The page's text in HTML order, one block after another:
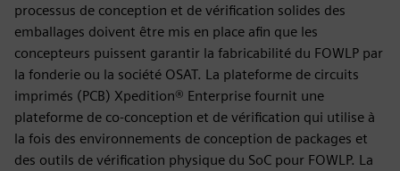
processus de conception et de vérification solides des
emballages doivent être mis en place afin que les
concepteurs puissent garantir la fabricabilité du FOWLP par
la fonderie ou la société OSAT. La plateforme de circuits
imprimés (PCB) Xpedition® Enterprise fournit une
plateforme de co-conception et de vérification qui utilise à
la fois des environnements de conception de packages et
des outils de vérification physique du SoC pour FOWLP. La